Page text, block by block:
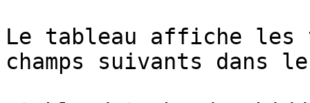
Le tableau affiche les
champs suivants dans